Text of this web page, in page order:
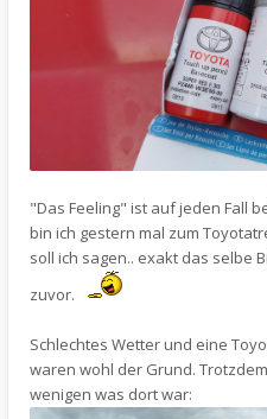
"Das Feeling" ist auf jeden Fall
bin ich gestern mal zum
soll ich sagen.. exakt das selbe
zuvor.
Schlechtes Wetter und eine
waren wohl der Grund.
wenigen was dort war: